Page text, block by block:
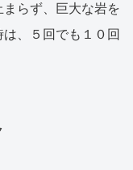
らず、巨大な岩を
、５回でも１０回